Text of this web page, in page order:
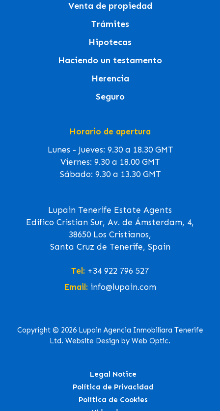
Venta de propiedad
Trámites
Hipotecas
Haciendo un testamento
Herencia
Seguro
Horario de apertura
Lunes - Jueves: 9.30 a 18.30 GMT
Viernes: 9.30 a 18.00 GMT
Sábado: 9.30 a 13.30 GMT
Lupain Tenerife Estate Agents
Edifico Cristian Sur, Av. de Ámsterdam, 4,
38650 Los Cristianos,
Santa Cruz de Tenerife, Spain
Tel: +34 922 796 527
Email: info@lupain.com
Copyright © 2026 Lupain Agencia Inmobiliara Tenerife
Ltd. Website Design by Web Optic.
Legal Notice
Política de Privacidad
Política de Cookies